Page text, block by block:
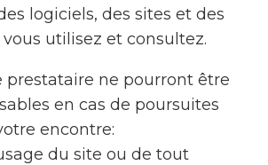
logiciels, des sites et des
utilisez et consultez.
prestataire ne pourront être
en cas de poursuites
encontre:
du site ou de tout